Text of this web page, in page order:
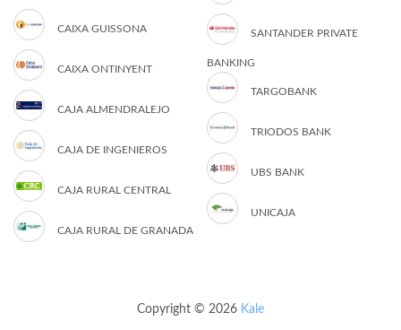
CAIXA GUISSONA
CAIXA ONTINYENT
CAJA ALMENDRALEJO
CAJA DE INGENIEROS
CAJA RURAL CENTRAL
CAJA RURAL DE GRANADA
SANTANDER PRIVATE
BANKING
TARGOBANK
TRIODOS BANK
UBS BANK
UNICAJA
Copyright © 2026 Kale